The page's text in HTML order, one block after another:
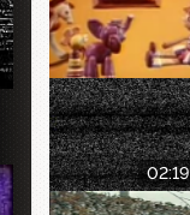
02:19